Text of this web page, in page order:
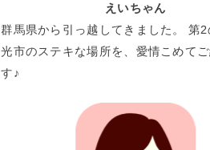
えいちゃん
群馬県から引っ越してきました。 第2
光市のステキな場所を、愛情こめてご
す♪